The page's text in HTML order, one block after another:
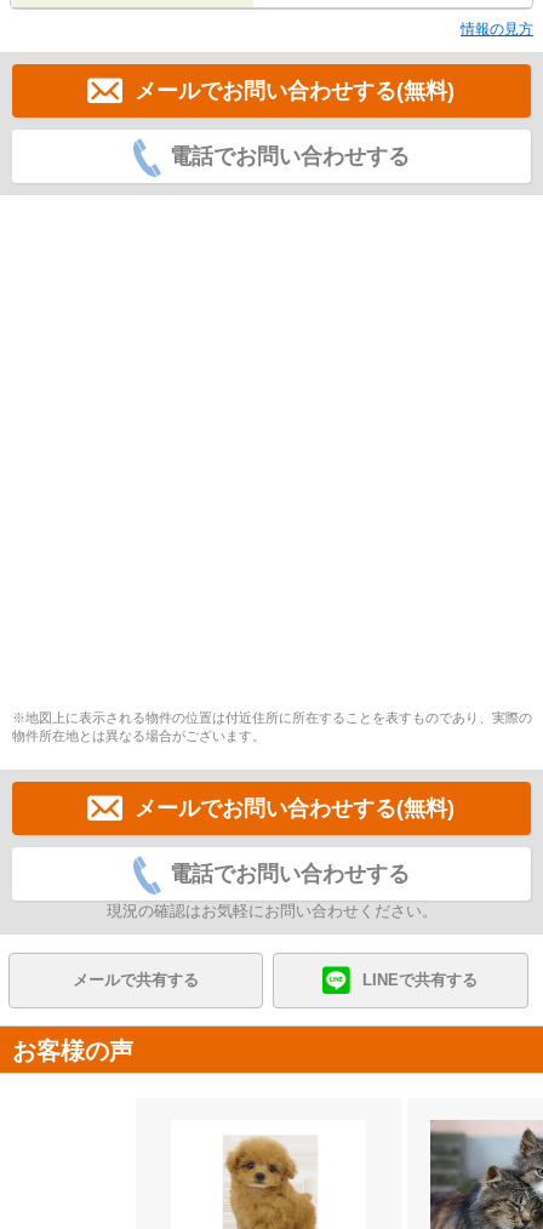
情報の見方
メールでお問い合わせする(無料)
電話でお問い合わせする
※地図上に表示される物件の位置は付近住所に所在することを表すものであり、実際の
物件所在地とは異なる場合がございます。
メールでお問い合わせする(無料)
電話でお問い合わせする
現況の確認はお気軽にお問い合わせください。
メールで共有する LINEで共有する
お客様の声